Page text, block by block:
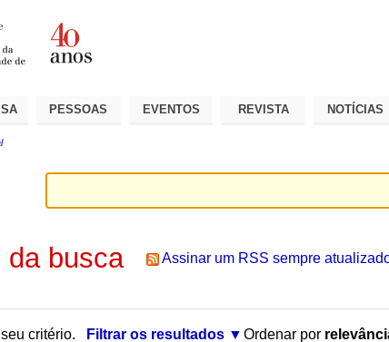
PESSOAS EVENTOS REVISTA NOTÍCIAS
da busca Assinar um RSS sempre
critério. Filtrar os resultados Ordenar por